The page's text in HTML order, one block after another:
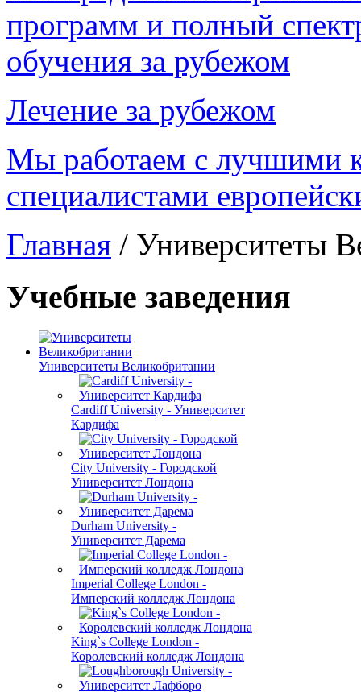
программ и полный
обучения за рубежом
Лечение за рубежом
Мы работаем с лучшими
специалистами
Главная / Университеты
Учебные заведения
Университеты Великобритании
Cardiff University - Университет
Кардифа
City University - Городской
Университет Лондона
Durham University -
Университет Дарема
Imperial College London -
Имперский колледж Лондона
King`s College London -
Королевский колледж Лондона